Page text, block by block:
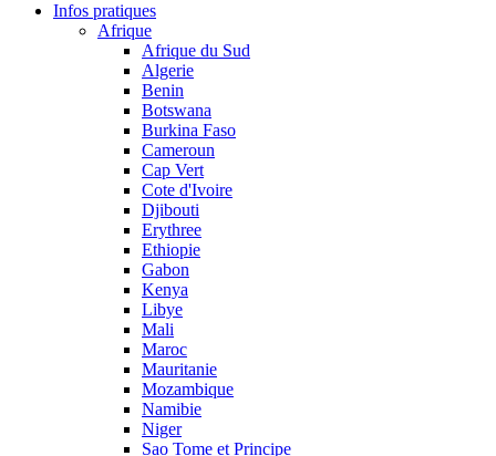
Infos pratiques
Afrique
Afrique du Sud
Algerie
Benin
Botswana
Burkina Faso
Cameroun
Cap Vert
Cote d'Ivoire
Djibouti
Erythree
Ethiopie
Gabon
Kenya
Libye
Mali
Maroc
Mauritanie
Mozambique
Namibie
Niger
Sao Tome et Principe